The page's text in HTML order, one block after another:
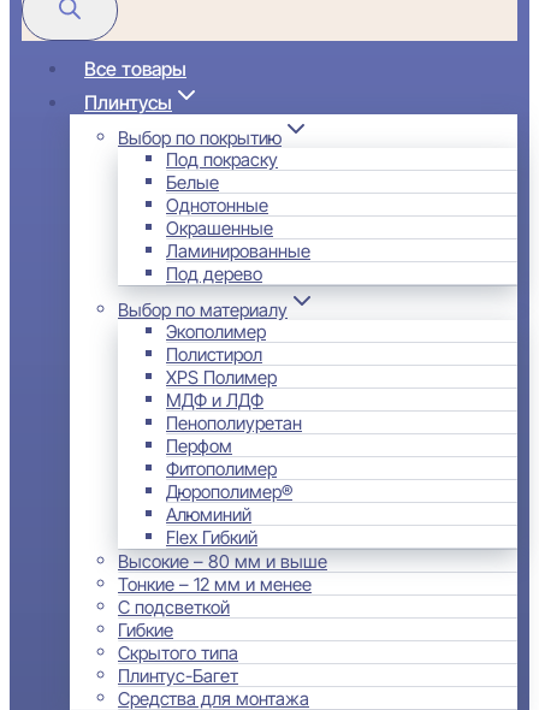
Все товары
Плинтусы
Выбор по покрытию
Под покраску
Белые
Однотонные
Окрашенные
Ламинированные
Под дерево
Выбор по материалу
Экополимер
Полистирол
XPS Полимер
МДФ и ЛДФ
Пенополиуретан
Перфом
Фитополимер
Дюрополимер®
Алюминий
Flex Гибкий
Высокие – 80 мм и выше
Тонкие – 12 мм и менее
С подсветкой
Гибкие
Скрытого типа
Плинтус-Багет
Средства для монтажа